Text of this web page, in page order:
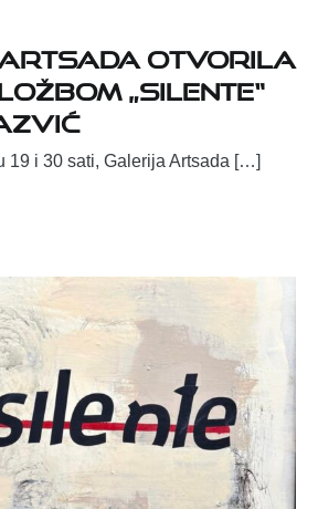
otvorila
„Silente“
19 i 30 sati, Galerija Artsada […]